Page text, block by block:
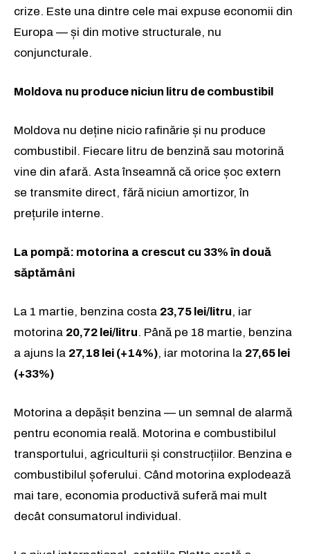
crize. Este una dintre cele mai expuse economii din
Europa — și din motive structurale, nu
conjuncturale.
Moldova nu produce niciun litru de combustibil
Moldova nu deține nicio rafinărie și nu produce
combustibil. Fiecare litru de benzină sau motorină
vine din afară. Asta înseamnă că orice șoc extern
se transmite direct, fără niciun amortizor, în
prețurile interne.
La pompă: motorina a crescut cu 33% în două
săptămâni
La 1 martie, benzina costa 23,75 lei/litru, iar
motorina 20,72 lei/litru. Până pe 18 martie, benzina
a ajuns la 27,18 lei (+14%), iar motorina la 27,65 lei
(+33%)
Motorina a depășit benzina — un semnal de alarmă
pentru economia reală. Motorina e combustibilul
transportului, agriculturii și construcțiilor. Benzina e
combustibilul șoferului. Când motorina explodează
mai tare, economia productivă suferă mai mult
decât consumatorul individual.